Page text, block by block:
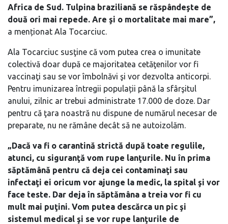
Africa de Sud. Tulpina braziliană se răspândeşte de
două ori mai repede. Are şi o mortalitate mai mare”,
a menționat Ala Tocarciuc.
Ala Tocarciuc susţine că vom putea crea o imunitate
colectivă doar după ce majoritatea cetăţenilor vor fi
vaccinaţi sau se vor îmbolnăvi şi vor dezvolta anticorpi.
Pentru imunizarea întregii populații până la sfârşitul
anului, zilnic ar trebui administrate 17.000 de doze. Dar
pentru că ţara noastră nu dispune de numărul necesar de
preparate, nu ne rămâne decât să ne autoizolăm.
„Dacă va fi o carantină strictă după toate regulile,
atunci, cu siguranţă vom rupe lanţurile. Nu în prima
săptămână pentru că deja cei contaminaţi sau
infectaţi ei oricum vor ajunge la medic, la spital şi vor
face teste. Dar deja în săptămâna a treia vor fi cu
mult mai puţini. Vom putea descărca un pic şi
sistemul medical şi se vor rupe lanţurile de